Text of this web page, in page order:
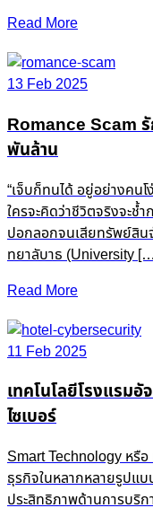
Read More
13 Feb 2025
Romance Scam
พันล้าน
“เจ็บก็ทนได้ อยู่อย่างคน
ใครจะคิดว่าชีวิตจริงจะช้
ปอกลอกจนเสียทรัพย์สิน
ทยาลับาธ (University
Read More
11 Feb 2025
เทคโนโลยีโรงแรม
ไซเบอร์
Smart Technology หรือ
ธุรกิจในหลากหลายรูปแ
ประสิทธิภาพด้านการบริ